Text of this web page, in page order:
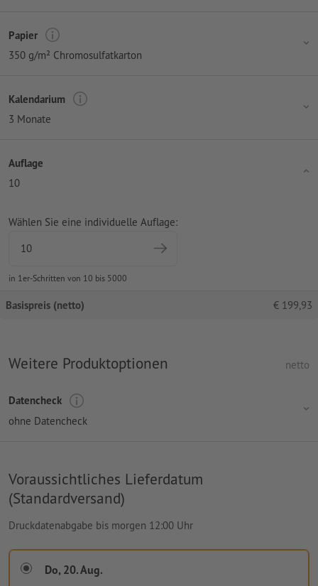
Papier
350 g/m² Chromosulfatkarton
Kalendarium
3 Monate
Auflage
10
Wählen Sie eine individuelle Auflage:
in 1er-Schritten von 10 bis 5000
Basispreis (netto) € 199,93
Weitere Produktoptionen netto
Datencheck
ohne Datencheck
Voraussichtliches Lieferdatum
(Standardversand)
Druckdatenabgabe bis morgen 12:00 Uhr
Do, 20. Aug.